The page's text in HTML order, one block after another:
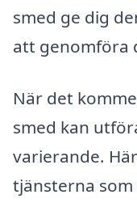
smed ge dig
att genomföra
När det
smed kan
varierande.
tjänsterna som